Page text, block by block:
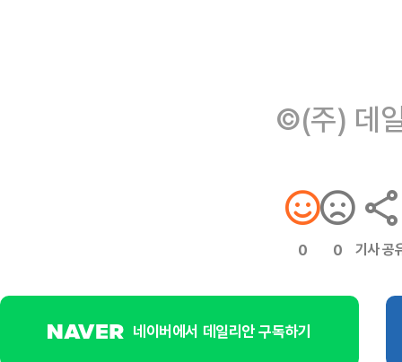
©(주) 데
0 0 기사 공
네이버에서 데일리안 구독하기